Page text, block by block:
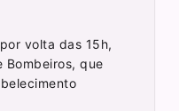
volta das 15h,
Bombeiros, que